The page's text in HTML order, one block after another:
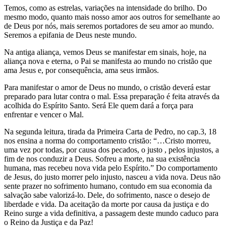
Temos, como as estrelas, variações na intensidade do brilho. Do
mesmo modo, quanto mais nosso amor aos outros for semelhante ao
de Deus por nós, mais seremos portadores de seu amor ao mundo.
Seremos a epifania de Deus neste mundo.
Na antiga aliança, vemos Deus se manifestar em sinais, hoje, na
aliança nova e eterna, o Pai se manifesta ao mundo no cristão que
ama Jesus e, por consequência, ama seus irmãos.
Para manifestar o amor de Deus no mundo, o cristão deverá estar
preparado para lutar contra o mal. Essa preparação é feita através da
acolhida do Espírito Santo. Será Ele quem dará a força para
enfrentar e vencer o Mal.
Na segunda leitura, tirada da Primeira Carta de Pedro, no cap.3, 18
nos ensina a norma do comportamento cristão: “…Cristo morreu,
uma vez por todas, por causa dos pecados, o justo , pelos injustos, a
fim de nos conduzir a Deus. Sofreu a morte, na sua existência
humana, mas recebeu nova vida pelo Espírito.” Do comportamento
de Jesus, do justo morrer pelo injusto, nasceu a vida nova. Deus não
sente prazer no sofrimento humano, contudo em sua economia da
salvação sabe valorizá-lo. Dele, do sofrimento, nasce o desejo de
liberdade e vida. Da aceitação da morte por causa da justiça e do
Reino surge a vida definitiva, a passagem deste mundo caduco para
o Reino da Justiça e da Paz!